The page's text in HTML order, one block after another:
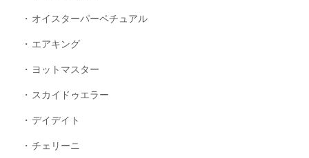
オイスターパーペチュアル
エアキング
ヨットマスター
スカイドゥエラー
デイデイト
チェリーニ